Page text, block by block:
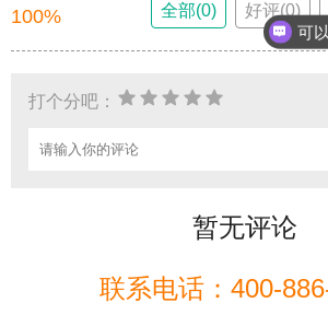
100% 全部(0) 好评(0)
打个分吧：
暂无评论
联系电话：400-